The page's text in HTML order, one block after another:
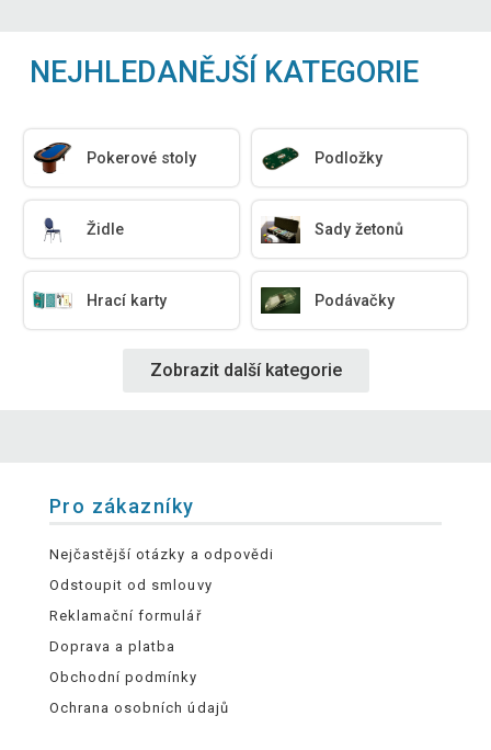
NEJHLEDANĚJŠÍ KATEGORIE
Pokerové stoly Podložky
Židle Sady žetonů
Hrací karty Podávačky
Zobrazit další kategorie
Pro zákazníky
Nejčastější otázky a odpovědi
Odstoupit od smlouvy
Reklamační formulář
Doprava a platba
Obchodní podmínky
Ochrana osobních údajů